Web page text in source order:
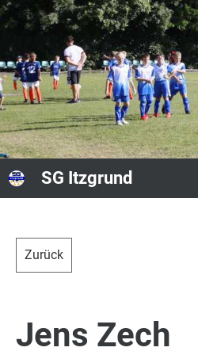
SG Itzgrund
Zurück
Jens Zech